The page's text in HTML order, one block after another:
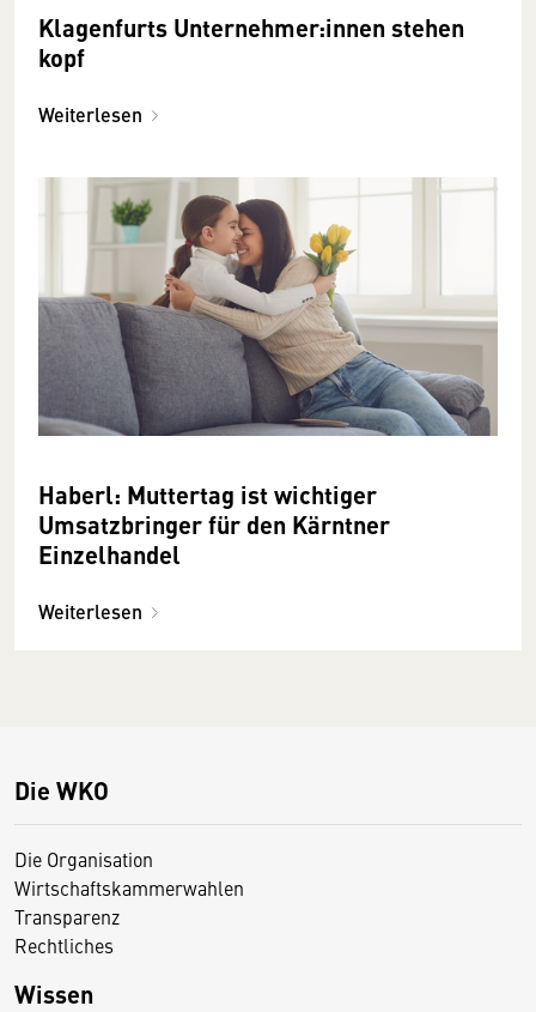
Klagenfurts Unternehmer:innen stehen
kopf
Weiterlesen
Haberl: Muttertag ist wichtiger
Umsatzbringer für den Kärntner
Einzelhandel
Weiterlesen
Die WKO
Die Organisation
Wirtschaftskammerwahlen
Transparenz
Rechtliches
Wissen